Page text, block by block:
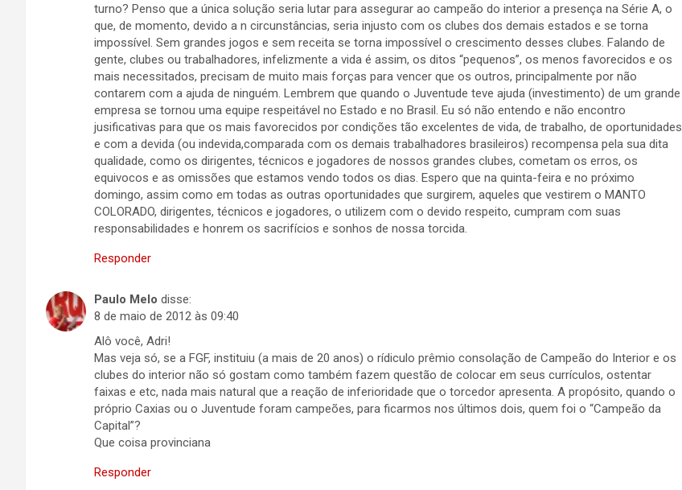
turno? Penso que a única solução seria lutar para assegurar ao campeão do interior a presença na Série A, o
que, de momento, devido a n circunstâncias, seria injusto com os clubes dos demais estados e se torna
impossível. Sem grandes jogos e sem receita se torna impossível o crescimento desses clubes. Falando de
gente, clubes ou trabalhadores, infelizmente a vida é assim, os ditos “pequenos”, os menos favorecidos e os
mais necessitados, precisam de muito mais forças para vencer que os outros, principalmente por não
contarem com a ajuda de ninguém. Lembrem que quando o Juventude teve ajuda (investimento) de um grande
empresa se tornou uma equipe respeitável no Estado e no Brasil. Eu só não entendo e não encontro
jusificativas para que os mais favorecidos por condições tão excelentes de vida, de trabalho, de oportunidades
e com a devida (ou indevida,comparada com os demais trabalhadores brasileiros) recompensa pela sua dita
qualidade, como os dirigentes, técnicos e jogadores de nossos grandes clubes, cometam os erros, os
equivocos e as omissões que estamos vendo todos os dias. Espero que na quinta-feira e no próximo
domingo, assim como em todas as outras oportunidades que surgirem, aqueles que vestirem o MANTO
COLORADO, dirigentes, técnicos e jogadores, o utilizem com o devido respeito, cumpram com suas
responsabilidades e honrem os sacrifícios e sonhos de nossa torcida.
Responder
Paulo Melo disse:
8 de maio de 2012 às 09:40
Alô você, Adri!
Mas veja só, se a FGF, instituiu (a mais de 20 anos) o rídiculo prêmio consolação de Campeão do Interior e os
clubes do interior não só gostam como também fazem questão de colocar em seus currículos, ostentar
faixas e etc, nada mais natural que a reação de inferioridade que o torcedor apresenta. A propósito, quando o
próprio Caxias ou o Juventude foram campeões, para ficarmos nos últimos dois, quem foi o “Campeão da
Capital”?
Que coisa provinciana
Responder